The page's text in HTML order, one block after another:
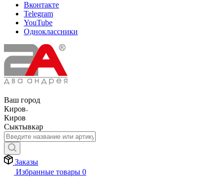
Вконтакте
Telegram
YouTube
Одноклассники
Ваш город
Киров
Киров
Сыктывкар
Заказы
Избранные товары 0